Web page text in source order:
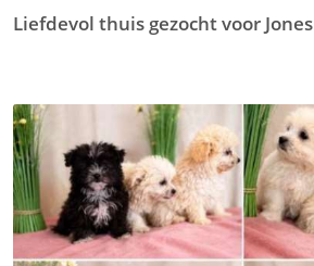
Liefdevol thuis gezocht voor Jones